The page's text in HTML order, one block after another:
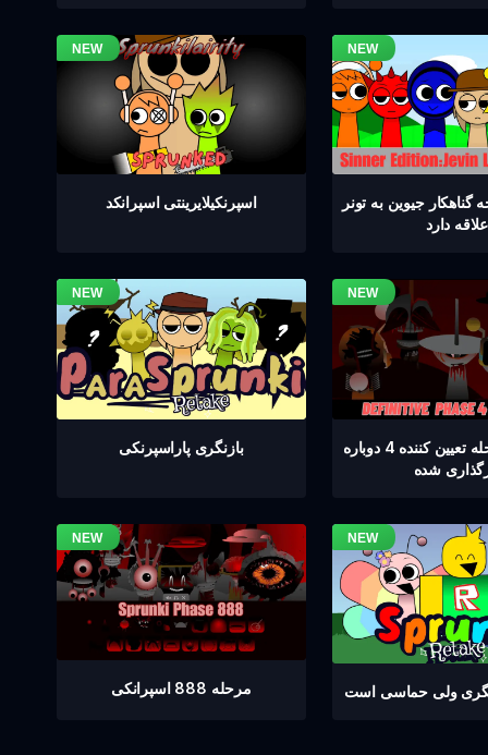
اسپرنکیلایرینتی اسپرانکد
جیوین به تونر
علاقه دارد
بازنگری پاراسپرنکی
اسپرنکی مرحله تعیین کننده 4 دوباره
شده
مرحله 888 اسپرانکی ولی حماسی است